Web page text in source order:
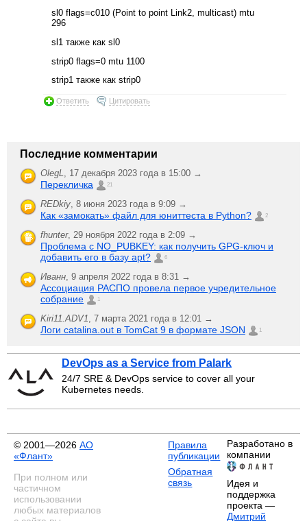
sl0 flags=c010 (Point to point Link2, multicast) mtu
296
sl1 также как sl0
strip0 flags=0 mtu 1100
strip1 также как strip0
Ответить Цитировать
Последние комментарии
OlegL, 17 декабря 2023 года в 15:00 →
Перекличка 21
REDkiy, 8 июня 2023 года в 9:09 →
Как «замокать» файл для юниттеста в Python? 2
fhunter, 29 ноября 2022 года в 2:09 →
Проблема с NO_PUBKEY: как получить GPG-ключ и
добавить его в базу apt?
6
Иванн, 9 апреля 2022 года в 8:31 →
Ассоциация РАСПО провела первое учредительное
собрание
1
Kiri11.ADV1, 7 марта 2021 года в 12:01 →
Логи catalina.out в TomCat 9 в формате JSON 1
DevOps as a Service from Palark
24/7 SRE & DevOps service to cover all your
Kubernetes needs.
© 2001—2026 АО
«Флант»
При полном или
частичном
использовании
любых материалов
Правила
публикации
Обратная
связь
Разработано в
компании
Идея и
поддержка
проекта —
Дмитрий